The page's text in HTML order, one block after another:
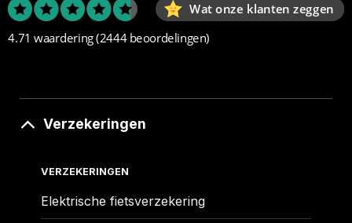
Wat onze klanten zeggen
4.71 waardering(2444 beoordelingen)
Verzekeringen
VERZEKERINGEN
Elektrische fietsverzekering